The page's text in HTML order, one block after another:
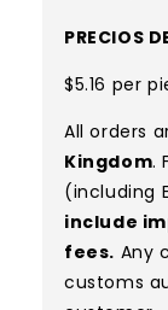
PRECIOS
$5.16 per
All orders
Kingdom.
(including
include
fees. Any
customs